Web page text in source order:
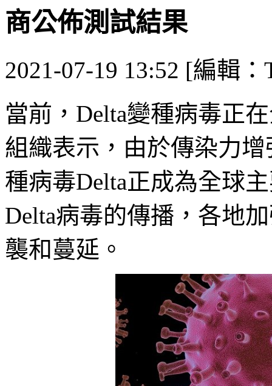
商公佈測試結果
2021-07-19 13:52 [編輯
當前，Delta變種病毒正
組織表示，由於傳染力
種病毒Delta正成為全球
Delta病毒的傳播，各地
襲和蔓延。